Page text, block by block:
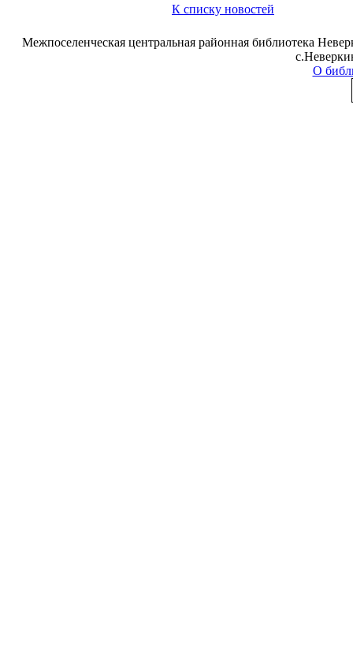
К списку новостей
Межпоселенческая центральная районная библиотека
О